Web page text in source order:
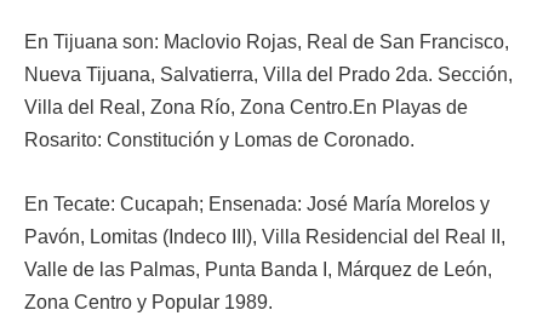
En Tijuana son: Maclovio Rojas, Real de San Francisco,
Nueva Tijuana, Salvatierra, Villa del Prado 2da. Sección,
Villa del Real, Zona Río, Zona Centro.En Playas de
Rosarito: Constitución y Lomas de Coronado.
En Tecate: Cucapah; Ensenada: José María Morelos y
Pavón, Lomitas (Indeco III), Villa Residencial del Real II,
Valle de las Palmas, Punta Banda I, Márquez de León,
Zona Centro y Popular 1989.